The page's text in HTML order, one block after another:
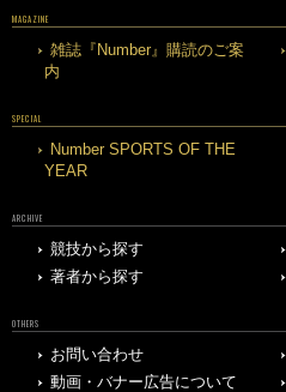
MAGAZINE
雑誌『Number』購読のご案
内
SPECIAL
Number SPORTS OF THE
YEAR
ARCHIVE
競技から探す
著者から探す
OTHERS
お問い合わせ
動画・バナー広告について